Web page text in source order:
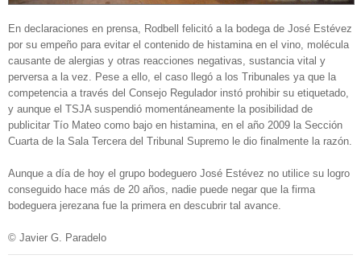
En declaraciones en prensa, Rodbell felicitó a la bodega de José Estévez
por su empeño para evitar el contenido de histamina en el vino, molécula
causante de alergias y otras reacciones negativas, sustancia vital y
perversa a la vez. Pese a ello, el caso llegó a los Tribunales ya que la
competencia a través del Consejo Regulador instó prohibir su etiquetado,
y aunque el TSJA suspendió momentáneamente la posibilidad de
publicitar Tío Mateo como bajo en histamina, en el año 2009 la Sección
Cuarta de la Sala Tercera del Tribunal Supremo le dio finalmente la razón.
Aunque a día de hoy el grupo bodeguero José Estévez no utilice su logro
conseguido hace más de 20 años, nadie puede negar que la firma
bodeguera jerezana fue la primera en descubrir tal avance.
© Javier G. Paradelo